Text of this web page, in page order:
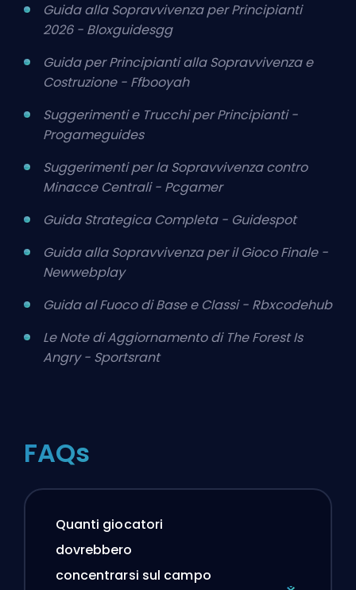
Guida alla Sopravvivenza per Principianti
2026 - Bloxguidesgg
Guida per Principianti alla Sopravvivenza e
Costruzione - Ffbooyah
Suggerimenti e Trucchi per Principianti -
Progameguides
Suggerimenti per la Sopravvivenza contro
Minacce Centrali - Pcgamer
Guida Strategica Completa - Guidespot
Guida alla Sopravvivenza per il Gioco Finale -
Newwebplay
Guida al Fuoco di Base e Classi - Rbxcodehub
Le Note di Aggiornamento di The Forest Is
Angry - Sportsrant
FAQs
Quanti giocatori
dovrebbero
concentrarsi sul campo